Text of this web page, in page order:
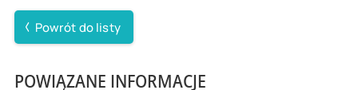
Powrót do listy
POWIĄZANE INFORMACJE